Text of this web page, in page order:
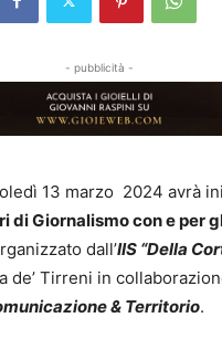
- pubblicità -
13 marzo 2024 avrà
di Giornalismo con e per
dall’IIS “Della
de’ Tirreni in
& Territorio.